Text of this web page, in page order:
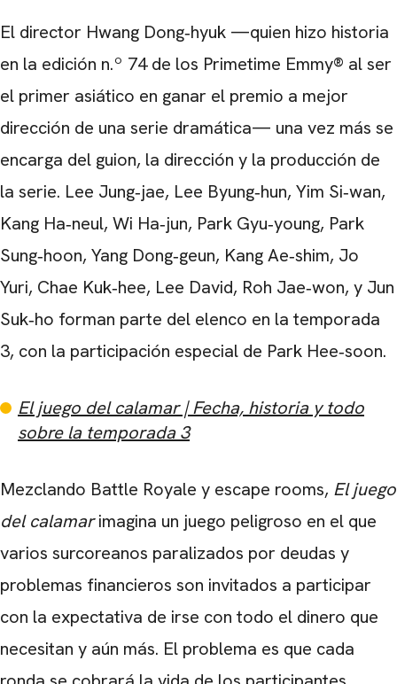
El director Hwang Dong‑hyuk —quien hizo historia
en la edición n.º 74 de los Primetime Emmy® al ser
el primer asiático en ganar el premio a mejor
dirección de una serie dramática— una vez más se
encarga del guion, la dirección y la producción de
la serie. Lee Jung‑jae, Lee Byung‑hun, Yim Si‑wan,
Kang Ha‑neul, Wi Ha‑jun, Park Gyu‑young, Park
Sung‑hoon, Yang Dong‑geun, Kang Ae‑shim, Jo
Yuri, Chae Kuk‑hee, Lee David, Roh Jae‑won, y Jun
Suk‑ho forman parte del elenco en la temporada
3, con la participación especial de Park Hee‑soon.
El juego del calamar | Fecha, historia y todo
sobre la temporada 3
Mezclando Battle Royale y escape rooms, El juego
del calamar imagina un juego peligroso en el que
varios surcoreanos paralizados por deudas y
problemas financieros son invitados a participar
con la expectativa de irse con todo el dinero que
necesitan y aún más. El problema es que cada